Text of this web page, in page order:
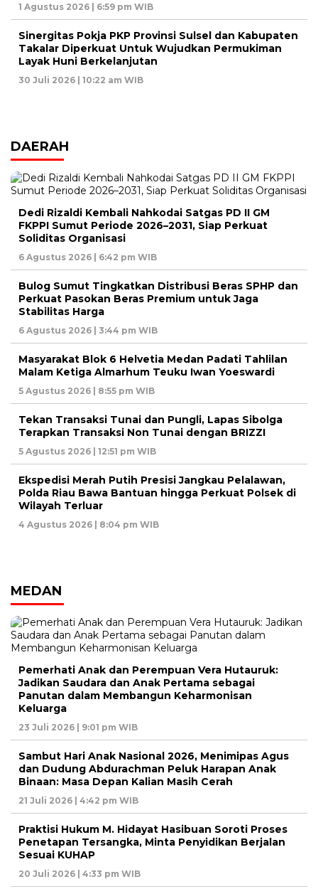
1 Agustus 2026 | 6:59 pm WIB
Sinergitas Pokja PKP Provinsi Sulsel dan Kabupaten
Takalar Diperkuat Untuk Wujudkan Permukiman
Layak Huni Berkelanjutan
30 Juli 2026 | 10:22 am WIB
DAERAH
Dedi Rizaldi Kembali Nahkodai Satgas PD II GM
FKPPI Sumut Periode 2026–2031, Siap Perkuat
Soliditas Organisasi
6 Agustus 2026 | 6:42 pm WIB
Bulog Sumut Tingkatkan Distribusi Beras SPHP dan
Perkuat Pasokan Beras Premium untuk Jaga
Stabilitas Harga
6 Agustus 2026 | 3:44 pm WIB
Masyarakat Blok 6 Helvetia Medan Padati Tahlilan
Malam Ketiga Almarhum Teuku Iwan Yoeswardi
5 Agustus 2026 | 8:55 pm WIB
Tekan Transaksi Tunai dan Pungli, Lapas Sibolga
Terapkan Transaksi Non Tunai dengan BRIZZI
5 Agustus 2026 | 12:51 pm WIB
Ekspedisi Merah Putih Presisi Jangkau Pelalawan,
Polda Riau Bawa Bantuan hingga Perkuat Polsek di
Wilayah Terluar
4 Agustus 2026 | 8:04 pm WIB
MEDAN
Pemerhati Anak dan Perempuan Vera Hutauruk:
Jadikan Saudara dan Anak Pertama sebagai
Panutan dalam Membangun Keharmonisan
Keluarga
23 Juli 2026 | 9:01 pm WIB
Sambut Hari Anak Nasional 2026, Menimipas Agus
dan Dudung Abdurachman Peluk Harapan Anak
Binaan: Masa Depan Kalian Masih Cerah
21 Juli 2026 | 4:42 pm WIB
Praktisi Hukum M. Hidayat Hasibuan Soroti Proses
Penetapan Tersangka, Minta Penyidikan Berjalan
Sesuai KUHAP
20 Juli 2026 | 4:33 pm WIB